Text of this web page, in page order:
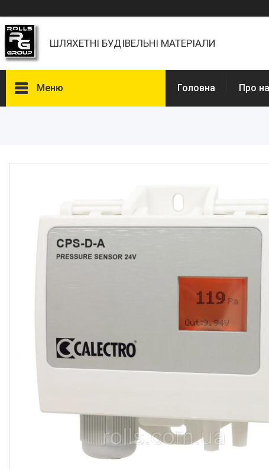
ШЛЯХЕТНІ БУДІВЕЛЬНІ МАТЕРІАЛИ
Меню Головна Про